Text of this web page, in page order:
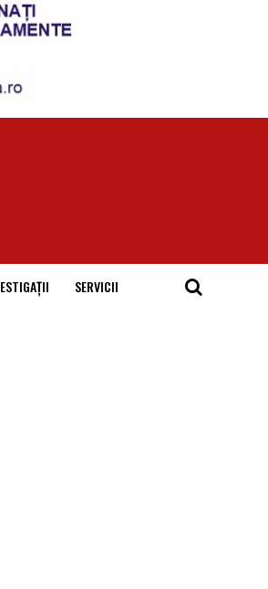
SERVICII